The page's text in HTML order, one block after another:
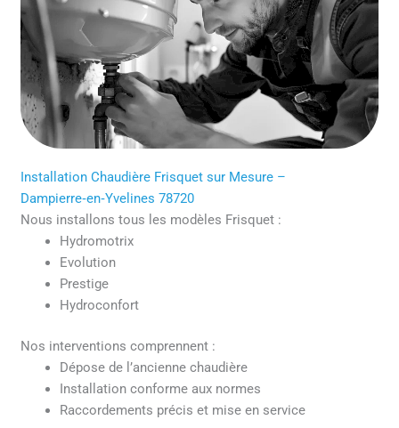
Installation Chaudière Frisquet sur Mesure –
Dampierre‑en‑Yvelines 78720
Nous installons tous les modèles Frisquet :
Hydromotrix
Evolution
Prestige
Hydroconfort
Nos interventions comprennent :
Dépose de l’ancienne chaudière
Installation conforme aux normes
Raccordements précis et mise en service